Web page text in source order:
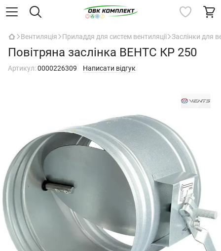
Вентиляція Приладдя для систем вентиляції Заслінки для
Повітряна заслінка ВЕНТС КР 250
Артикул:0000226309 Написати відгук